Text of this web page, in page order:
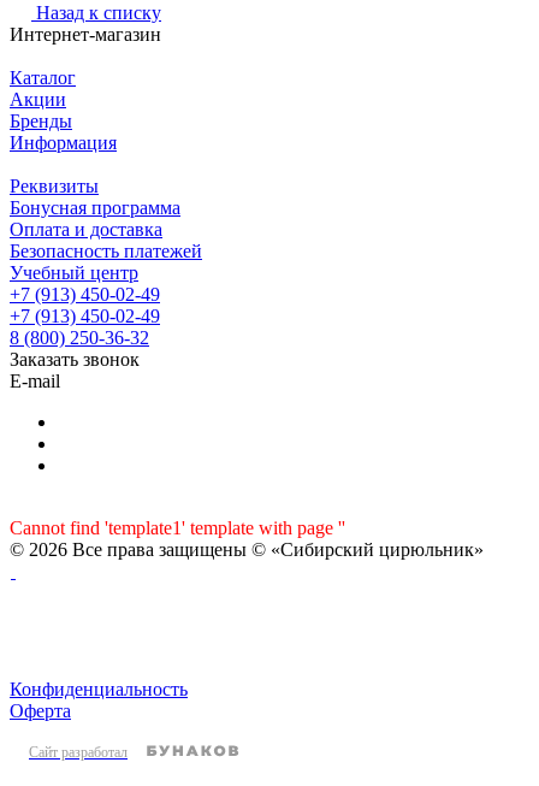
Назад к списку
Интернет-магазин
Каталог
Акции
Бренды
Информация
Реквизиты
Бонусная программа
Оплата и доставка
Безопасность платежей
Учебный центр
+7 (913) 450-02-49
+7 (913) 450-02-49
8 (800) 250-36-32
Заказать звонок
E-mail
Cannot find 'template1' template with page ''
© 2026 Все права защищены © «Сибирский цирюльник»
Конфиденциальность
Оферта
Сайт разработал